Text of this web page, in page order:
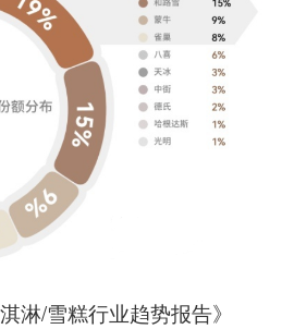
淋/雪糕行业趋势报告》